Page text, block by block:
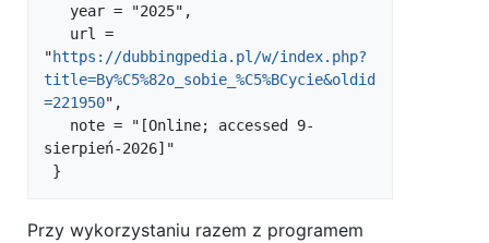
"https://dubbingpedia.pl/w/index.php?
title=By%C5%82o_sobie_%C5%BCycie&oldid
=221950",
sierpień-2026]"
Przy wykorzystaniu razem z programem